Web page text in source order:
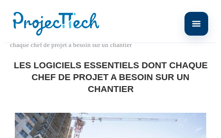
Les logiciels essentiels dont
chaque chef de projet a besoin sur un chantier
LES LOGICIELS ESSENTIELS DONT CHAQUE
CHEF DE PROJET A BESOIN SUR UN
CHANTIER